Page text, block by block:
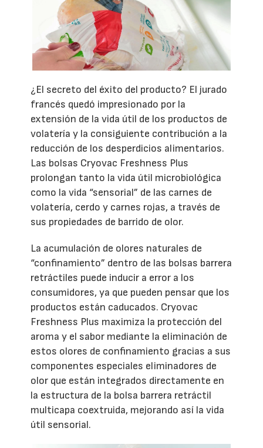
¿El secreto del éxito del producto? El jurado
francés quedó impresionado por la
extensión de la vida útil de los productos de
volatería y la consiguiente contribución a la
reducción de los desperdicios alimentarios.
Las bolsas Cryovac Freshness Plus
prolongan tanto la vida útil microbiológica
como la vida “sensorial” de las carnes de
volatería, cerdo y carnes rojas, a través de
sus propiedades de barrido de olor.
La acumulación de olores naturales de
“confinamiento” dentro de las bolsas barrera
retráctiles puede inducir a error a los
consumidores, ya que pueden pensar que los
productos están caducados. Cryovac
Freshness Plus maximiza la protección del
aroma y el sabor mediante la eliminación de
estos olores de confinamiento gracias a sus
componentes especiales eliminadores de
olor que están integrados directamente en
la estructura de la bolsa barrera retráctil
multicapa coextruida, mejorando así la vida
útil sensorial.